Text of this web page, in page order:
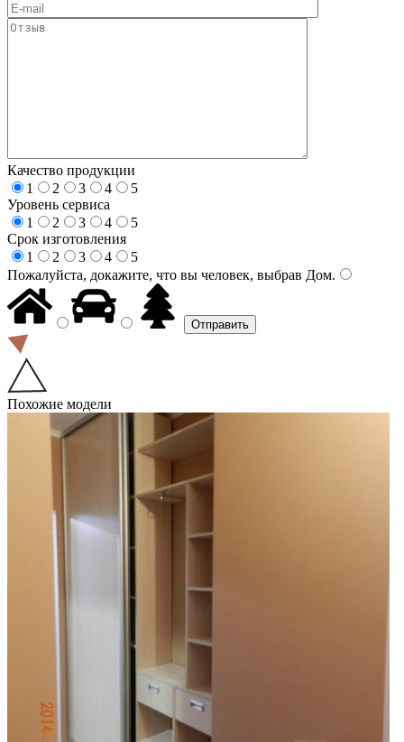
Качество продукции
1
2 3 4
5
Уровень сервиса
1
2 3 4
5
Срок изготовления
1
2 3 4
5
Пожалуйста, докажите, что вы человек, выбрав Дом.
Похожие модели